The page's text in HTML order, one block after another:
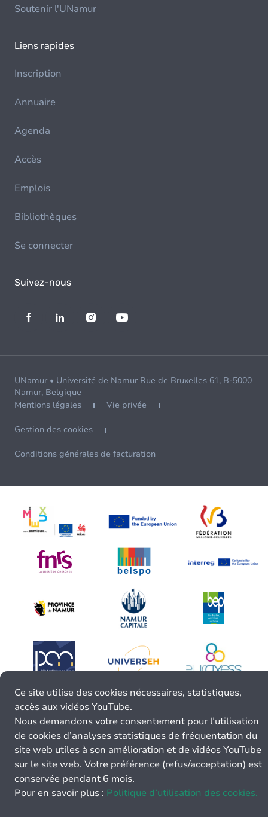
Soutenir l'UNamur
Liens rapides
Inscription
Annuaire
Agenda
Accès
Emplois
Bibliothèques
Se connecter
Suivez-nous
UNamur • Université de Namur Rue de Bruxelles 61, B-5000
Namur, Belgique
Mentions légales
Vie privée
Gestion des cookies
Conditions générales de facturation
Ce site utilise des cookies nécessaires, statistiques,
accès aux vidéos YouTube.
Nous demandons votre consentement pour l’utilisation
de cookies d’analyses statistiques de fréquentation du
site web utiles à son amélioration et de vidéos YouTube
sur le site web. Votre préférence (refus/acceptation) est
conservée pendant 6 mois.
Pour en savoir plus : Politique d’utilisation des cookies.